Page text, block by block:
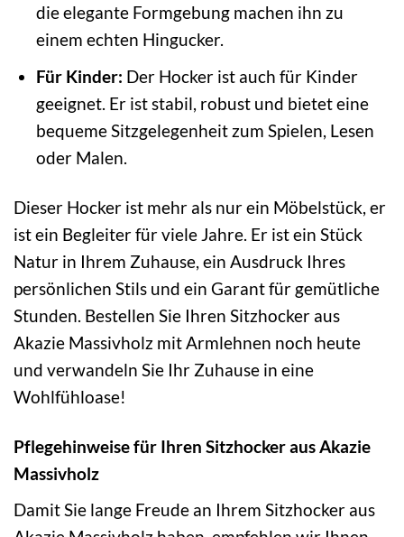
die elegante Formgebung machen ihn zu
einem echten Hingucker.
Für Kinder: Der Hocker ist auch für Kinder
geeignet. Er ist stabil, robust und bietet eine
bequeme Sitzgelegenheit zum Spielen, Lesen
oder Malen.
Dieser Hocker ist mehr als nur ein Möbelstück, er
ist ein Begleiter für viele Jahre. Er ist ein Stück
Natur in Ihrem Zuhause, ein Ausdruck Ihres
persönlichen Stils und ein Garant für gemütliche
Stunden. Bestellen Sie Ihren Sitzhocker aus
Akazie Massivholz mit Armlehnen noch heute
und verwandeln Sie Ihr Zuhause in eine
Wohlfühloase!
Pflegehinweise für Ihren Sitzhocker aus Akazie
Massivholz
Damit Sie lange Freude an Ihrem Sitzhocker aus